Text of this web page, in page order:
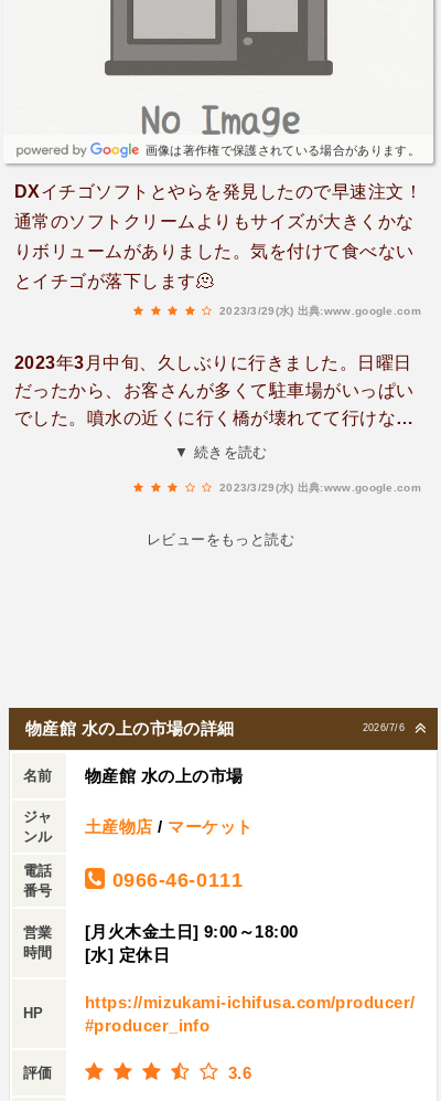
画像は著作権で保護されている場合があります。
DXイチゴソフトとやらを発見したので早速注文！
通常のソフトクリームよりもサイズが大きくかな
りボリュームがありました。気を付けて食べない
とイチゴが落下します🫠
2023/3/29(水) 出典:www.google.com
2023年3月中旬、久しぶりに行きました。日曜日
だったから、お客さんが多くて駐車場がいっぱい
でした。噴水の近くに行く橋が壊れてて行けなく
なってました。お土産も結構あるし、食堂もあり
▼ 続きを読む
2023/3/29(水) 出典:www.google.com
レビューをもっと読む
2026/7/6
物産館 水の上の市場の詳細
名前 物産館 水の上の市場
ジャ
ンル
土産物店 / マーケット
電話
番号
0966-46-0111
営業
時間
[月火木金土日] 9:00～18:00
[水] 定休日
HP
https://mizukami-ichifusa.com/producer/
#producer_info
評価 3.6